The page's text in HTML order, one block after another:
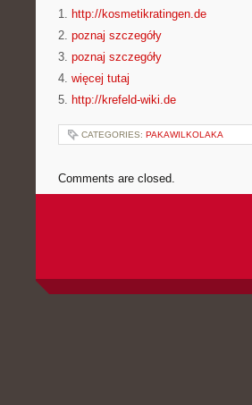
1. http://kosmetikratingen.de
2. poznaj szczegóły
3. poznaj szczegóły
4. więcej tutaj
5. http://krefeld-wiki.de
CATEGORIES: PAKAWILKOLAKA
Comments are closed.